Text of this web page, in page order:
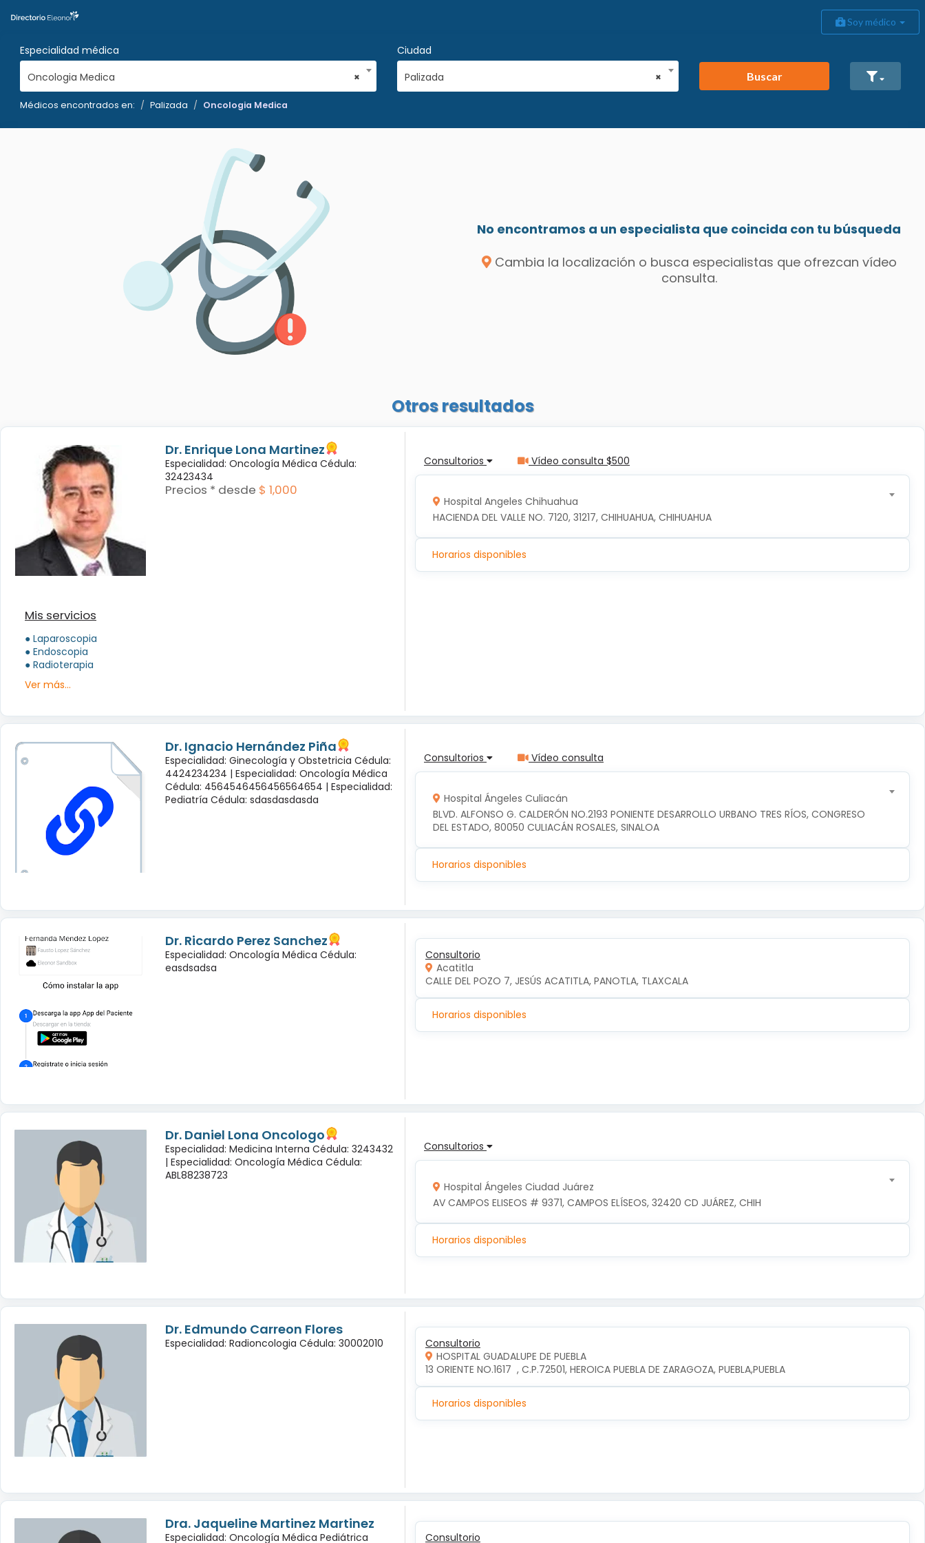
Soy médico
Especialidad médica
×
Oncologia Medica
Ciudad
×
Palizada Buscar
Médicos encontrados en: Palizada Oncologia Medica
No encontramos a un especialista que coincida con tu búsqueda
Cambia la localización o busca especialistas que ofrezcan vídeo
consulta.
Otros resultados
Dr. Enrique Lona Martinez
Especialidad: Oncología Médica Cédula:
32423434
Precios * desde $ 1,000
Mis servicios
● Laparoscopia
● Endoscopia
● Radioterapia
Ver más...
Consultorios Vídeo consulta $500
Hospital Angeles Chihuahua
HACIENDA DEL VALLE NO. 7120, 31217, CHIHUAHUA, CHIHUAHUA
Horarios disponibles
Dr. Ignacio Hernández Piña
Especialidad: Ginecología y Obstetricia Cédula:
4424234234 | Especialidad: Oncología Médica
Cédula: 4564546456456564654 | Especialidad:
Pediatría Cédula: sdasdasdasda
Consultorios Vídeo consulta
Hospital Ángeles Culiacán
BLVD. ALFONSO G. CALDERÓN NO.2193 PONIENTE DESARROLLO URBANO TRES RÍOS, CONGRESO
DEL ESTADO, 80050 CULIACÁN ROSALES, SINALOA
Horarios disponibles
Dr. Ricardo Perez Sanchez
Especialidad: Oncología Médica Cédula:
easdsadsa
Consultorio
Acatitla
CALLE DEL POZO 7, JESÚS ACATITLA, PANOTLA, TLAXCALA
Horarios disponibles
Dr. Daniel Lona Oncologo
Especialidad: Medicina Interna Cédula: 3243432
| Especialidad: Oncología Médica Cédula:
ABL88238723
Consultorios
Hospital Ángeles Ciudad Juárez
AV CAMPOS ELISEOS # 9371, CAMPOS ELÍSEOS, 32420 CD JUÁREZ, CHIH
Horarios disponibles
Dr. Edmundo Carreon Flores
Especialidad: Radioncologia Cédula: 30002010
Consultorio
HOSPITAL GUADALUPE DE PUEBLA
13 ORIENTE NO.1617  , C.P.72501, HEROICA PUEBLA DE ZARAGOZA, PUEBLA,PUEBLA
Horarios disponibles
Dra. Jaqueline Martinez Martinez
Especialidad: Oncología Médica Pediátrica Consultorio